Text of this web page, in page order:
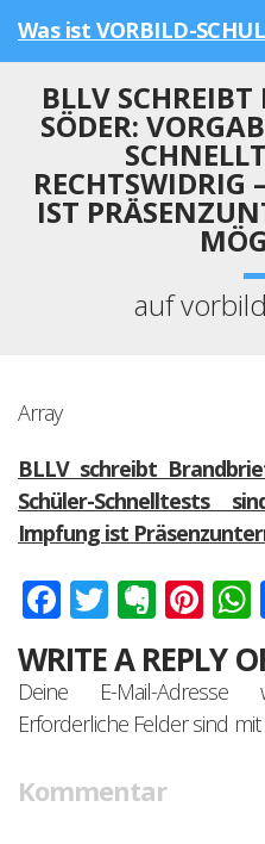
Was ist VORBILD-
BLLV
SÖDER:
RECHTSWIDRIG
IST
auf
Array
BLLV schreibt
Schüler-Schnelltests
Impfung ist
Facebook
Twitter
WRITE A REPLY
Deine E-Mail-
Erforderliche Felder sind mit
Kommentar